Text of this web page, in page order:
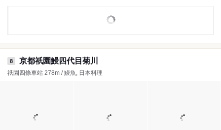
8 京都祇園鰻四代目菊川
祇園四條車站 278m / 鰻魚, 日本料理